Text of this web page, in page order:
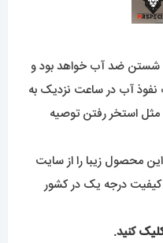
ضد آب خواهد بود و
آب در ساعت نزدیک به
مثل استخر رفتن توصیه
محصول زیبا را از سایت
کیفیت درجه یک در کشور
کنید.